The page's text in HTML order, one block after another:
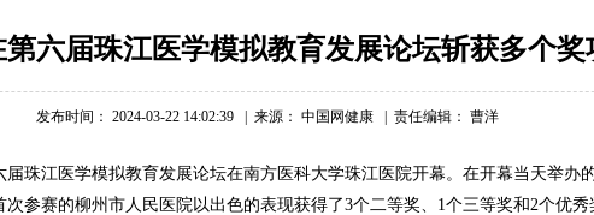
六届珠江医学模拟教育发展论坛斩获多个奖
发布时间： 2024-03-22 14:02:39 来源： 中国网健康 责任编辑： 曹洋
届珠江医学模拟教育发展论坛在南方医科大学珠江医院开幕。在开幕当天举办
次参赛的柳州市人民医院以出色的表现获得了3个二等奖、1个三等奖和2个优秀